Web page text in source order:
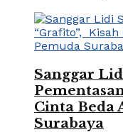
Sanggar
Cinta Beda
Surabaya